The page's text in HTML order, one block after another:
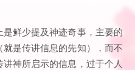
鲜少提及神迹奇事，主要的
是传讲信息的先知），而不
神所启示的信息，过于个人